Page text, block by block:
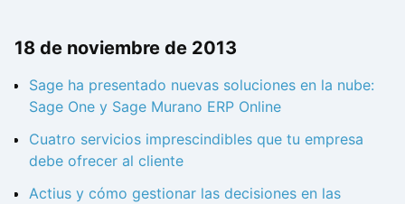
18 de noviembre de 2013
Sage ha presentado nuevas soluciones en la nube:
Sage One y Sage Murano ERP Online
Cuatro servicios imprescindibles que tu empresa
debe ofrecer al cliente
Actius y cómo gestionar las decisiones en las